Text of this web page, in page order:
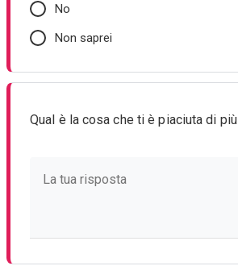
No
Non saprei
Qual è la cosa che ti è piaciuta di